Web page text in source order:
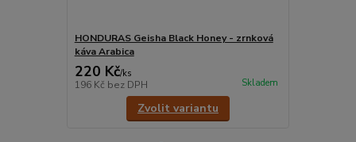
HONDURAS Geisha Black Honey - zrnková
káva Arabica
220 Kč/ks
196 Kč bez DPH Skladem
Zvolit variantu